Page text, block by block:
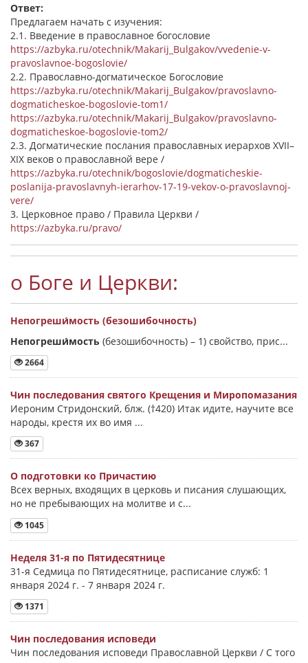
Ответ:
Предлагаем начать с изучения:
2.1. Введение в православное богословие
https://azbyka.ru/otechnik/Makarij_Bulgakov/vvedenie-v-
pravoslavnoe-bogoslovie/
2.2. Православно-догматическое Богословие
https://azbyka.ru/otechnik/Makarij_Bulgakov/pravoslavno-
dogmaticheskoe-bogoslovie-tom1/
https://azbyka.ru/otechnik/Makarij_Bulgakov/pravoslavno-
dogmaticheskoe-bogoslovie-tom2/
2.3. Догматические послания православных иерархов XVII–
XIX веков о православной вере /
https://azbyka.ru/otechnik/bogoslovie/dogmaticheskie-
poslanija-pravoslavnyh-ierarhov-17-19-vekov-o-pravoslavnoj-
vere/
3. Церковное право / Правила Церкви /
https://azbyka.ru/pravo/
о Боге и Церкви:
Непогреши́мость (безошибочность)
Непогреши́мость (безошибочность) – 1) свойство, прис...
2664
Чин последования святого Крещения и Миропомазания
Иероним Стридонский, блж. (†420) Итак идите, научите все
народы, крестя их во имя ...
367
О подготовки ко Причастию
Всех верных, входящих в церковь и писания слушающих,
но не пребывающих на молитве и с...
1045
Неделя 31-я по Пятидесятнице
31-я Седмица по Пятидесятнице, расписание служб: 1
января 2024 г. - 7 января 2024 г.
1371
Чин последования исповеди
Чин последования исповеди Православной Церкви / С того